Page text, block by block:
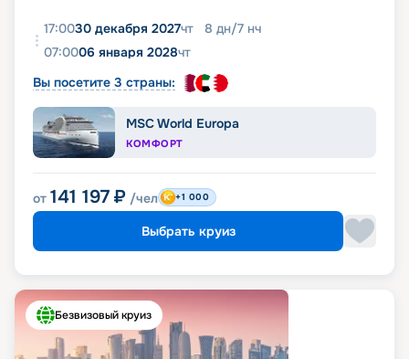
17:0030 декабря 2027чт 8 дн/7 нч
07:0006 января 2028чт
Вы посетите 3 страны:
MSC World Europa
КОМФОРТ
от 141 197 ₽ /чел +1 000
Выбрать круиз
Безвизовый круиз